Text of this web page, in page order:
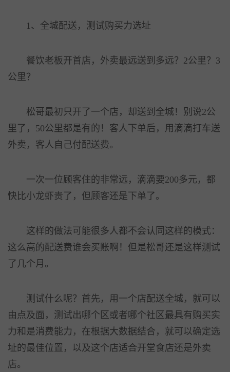
1、全城配送，测试购买力选址
餐饮老板开首店，外卖最远送到多远？2公里？3
公里？
松哥最初只开了一个店，却送到全城！别说2公
里了，50公里都是有的！客人下单后，用滴滴打车送
外卖，客人自己付配送费。
一次一位顾客住的非常远，滴滴要200多元，都
快比小龙虾贵了，但顾客还是下单了。
这样的做法可能很多人都不会认同这样的模式：
这么高的配送费谁会买账啊！但是松哥还是这样测试
了几个月。
测试什么呢？首先，用一个店配送全城，就可以
由点及面，测试出哪个区或者哪个社区最具有购买实
力和是消费能力，在根据大数据结合，就可以确定选
址的最佳位置，以及这个店适合开堂食店还是外卖
店。